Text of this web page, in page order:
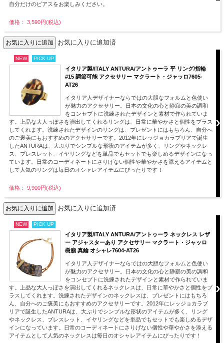
自分だけのピアスをお楽しみください。
価格： 3,590円(税込)
お気に入りに追加済
NEW PICK UP
イタリア製/ITALY ANTURA/アントゥーラ 平 リング/指輪
#15 調節可能 アクセサリー マクラート・ジャッロ7605-
AT26
イタリア人デザイナーならではの大胆なフォルムと色使い
が魅力のアクセサリー。日本の文化の心と静寂の美の調和
をコンセプトに洗練されたデザインと素材で作られていま
す。上品な大人っぽさを演出してくれるリングは、日常に華やかさと個性をプラス
してくれます。洗練されたデザインのリングは、プレゼントにはもちろん、自分へ
のご褒美にもおすすめのアクセサリーです。2012年にレッジョカラブリアで誕生
したANTURAは、大ぶりでシンプルな形状のアイテムが多く、リングやネックレ
ス、ブレスレット、イヤリングなどを単品でもセットでも楽しめるデザインになっ
ています。日常のコーディネートにさりげない個性や華やかさを添えるアイテムと
して人気のリングは毎日のオシャレアイテムにぴったりです！
価格： 9,900円(税込)
お気に入りに追加済
NEW PICK UP
イタリア製/ITALY ANTURA/アントゥーラ ネックレス レザ
ー アジャスターあり アクセサリー マクラート・ジャッロ
樹脂 真鍮 オシャレ7604-AT26
イタリア人デザイナーならではの大胆なフォルムと色使い
が魅力のアクセサリー。日本の文化の心と静寂の美の調和
をコンセプトに洗練されたデザインと素材で作られていま
す。上品な大人っぽさを演出してくれるネックレスは、日常に華やかさと個性をプ
ラスしてくれます。洗練されたデザインのネックレスは、プレゼントにはもちろ
ん、自分へのご褒美にもおすすめのアクセサリーです。2012年にレッジョカラブ
リアで誕生したANTURAは、大ぶりでシンプルな形状のアイテムが多く、リング
やネックレス、ブレスレット、イヤリングなどを単品でもセットでも楽しめるデザ
インになっています。日常のコーディネートにさりげない個性や華やかさを添える
アイテムとして人気のネックレスは毎日のオシャレアイテムにぴったりです！